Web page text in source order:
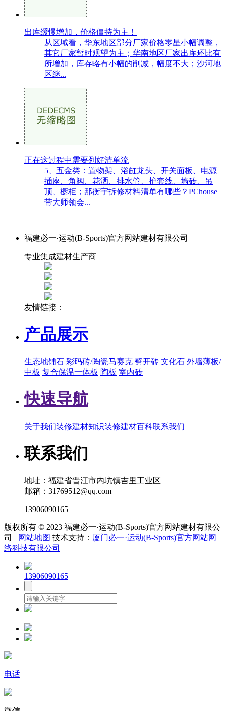
出库缓慢增加，价格僵持为主！
从区域看，华东地区部分厂家价格零星小幅调整，
其它厂家暂时观望为主；华南地区厂家出库环比有
所增加，库存略有小幅的削减，幅度不大；沙河地
区继...
正在这过程中需要列好清单流
5、五金类：置物架、浴缸龙头、开关面板、电源
插座、角阀、花洒、排水管、护套线、墙砖、吊
顶、橱柜；那衡宇拆修材料清单有哪些？PChouse
带大师领会...
福建必一·运动(B-Sports)官方网站建材有限公司
专业集成建材生产商
友情链接：
产品展示
生态地铺石 彩码砖/陶瓷马赛克 劈开砖 文化石 外墙薄板/
中板 复合保温一体板 陶板 室内砖
快速导航
关于我们装修建材知识装修建材百科联系我们
联系我们
地址：福建省晋江市内坑镇吉里工业区
邮箱：31769512@qq.com
13906090165
版权所有 © 2023 福建必一·运动(B-Sports)官方网站建材有限公
司
网站地图 技术支持： 厦门必一·运动(B-Sports)官方网站网
络科技有限公司
13906090165
电话